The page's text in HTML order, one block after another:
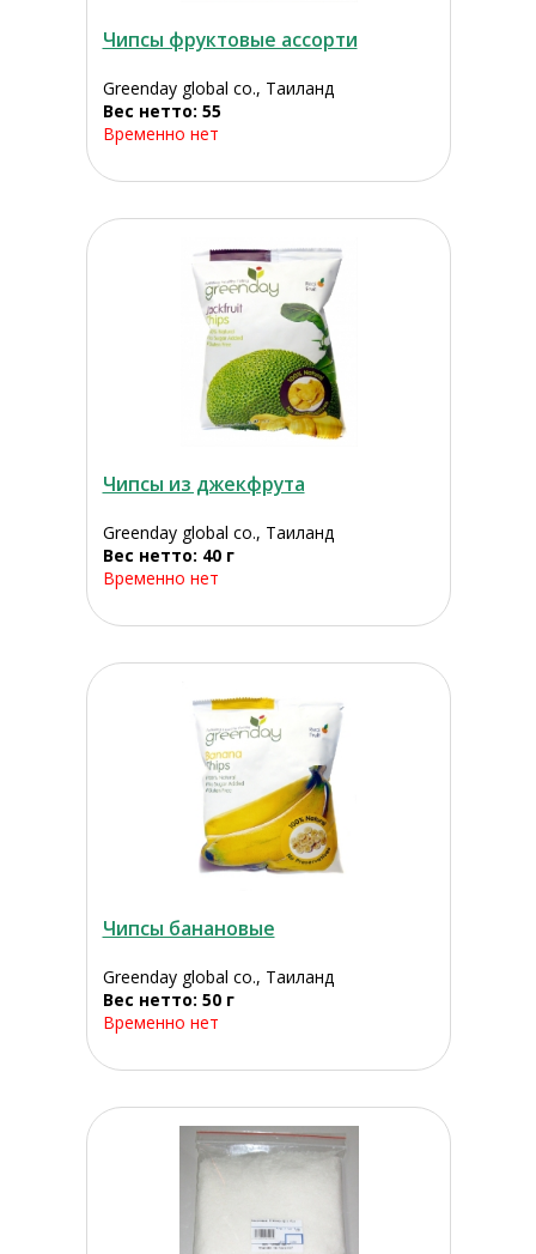
Чипсы фруктовые ассорти
Greenday global co., Таиланд
Вес нетто: 55
Временно нет
Чипсы из джекфрута
Greenday global co., Таиланд
Вес нетто: 40 г
Временно нет
Чипсы банановые
Greenday global co., Таиланд
Вес нетто: 50 г
Временно нет